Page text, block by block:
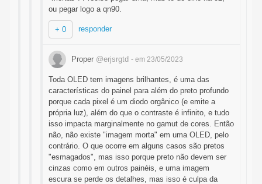
ou pegar logo a qn90.
+ 0 responder
Proper @erjsrgtd - em 23/05/2023
Toda OLED tem imagens brilhantes, é uma das
características do painel para além do preto profundo
porque cada pixel é um diodo orgânico (e emite a
própria luz), além do que o contraste é infinito, e tudo
isso impacta marginalmente no gamut de cores. Então
não, não existe "imagem morta" em uma OLED, pelo
contrário. O que ocorre em alguns casos são pretos
"esmagados", mas isso porque preto não devem ser
cinzas como em outros painéis, e uma imagem
escura se perde os detalhes, mas isso é culpa da